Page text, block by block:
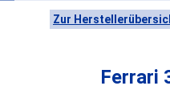
Zur
Ferrari